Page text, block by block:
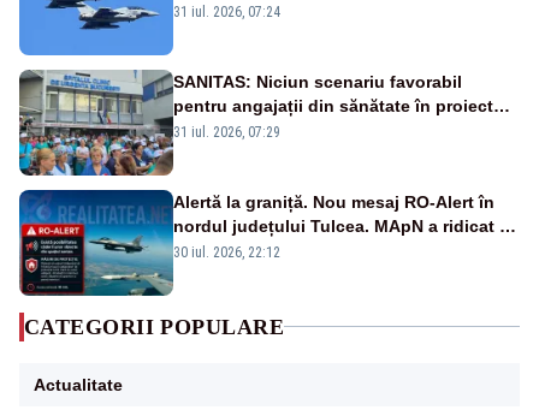
Eurofighter britanice au fost ridicate de la
31 iul. 2026, 07:24
SANITAS: Niciun scenariu favorabil
pentru angajații din sănătate în proiectul
Legii salarizării
31 iul. 2026, 07:29
Alertă la graniță. Nou mesaj RO-Alert în
nordul județului Tulcea. MApN a ridicat de
la sol două avioane F-16
30 iul. 2026, 22:12
CATEGORII POPULARE
Actualitate